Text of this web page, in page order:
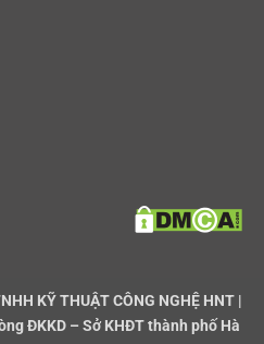
KỸ THUẬT CÔNG NGHỆ HNT |
ĐKKD – Sở KHĐT thành phố Hà